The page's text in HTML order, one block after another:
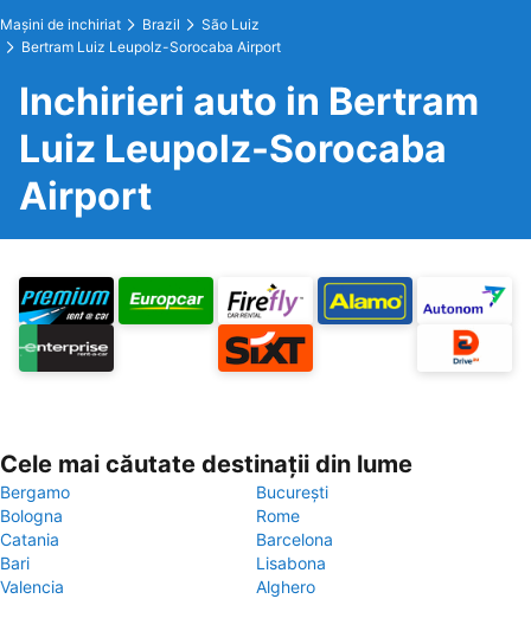
Maşini de inchiriat Brazil
São Luiz
Bertram Luiz Leupolz-Sorocaba Airport
Inchirieri auto in Bertram
Luiz Leupolz-Sorocaba
Airport
Cele mai căutate destinații din lume
Bergamo
București
Bologna
Rome
Catania
Barcelona
Bari
Lisabona
Valencia
Alghero